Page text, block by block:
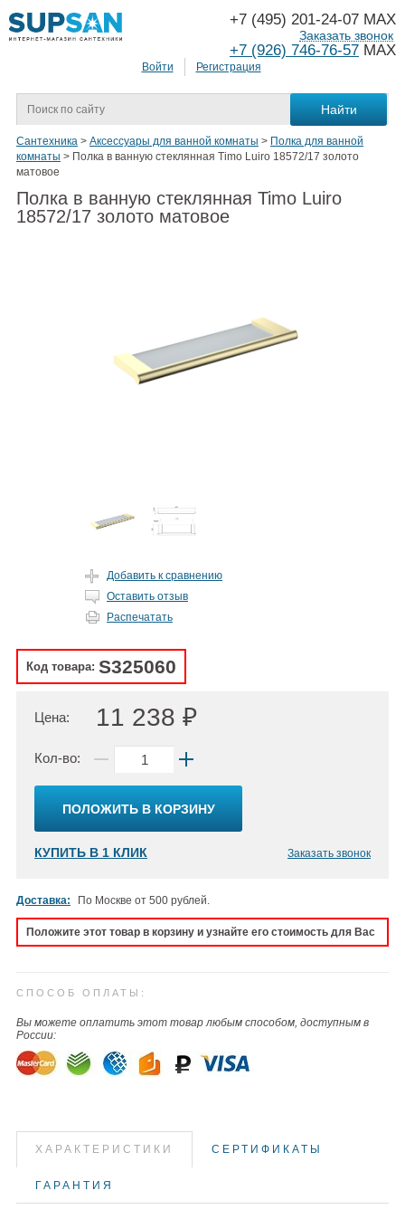
Войти Регистрация
+7 (495) 201-24-07 MAX
+7 (926) 746-76-57 MAX
Заказать звонок
Сантехника > Аксессуары для ванной комнаты > Полка для ванной
комнаты > Полка в ванную стеклянная Timo Luiro 18572/17 золото
матовое
Полка в ванную стеклянная Timo Luiro
18572/17 золото матовое
Добавить к сравнению
Оставить отзыв
Распечатать
Код товара: S325060
Цена: 11 238 ₽
Кол-во:
ПОЛОЖИТЬ В КОРЗИНУ
КУПИТЬ В 1 КЛИК Заказать звонок
Доставка: По Москве от 500 рублей.
Положите этот товар в корзину и узнайте его стоимость для Вас
СПОСОБ ОПЛАТЫ:
Вы можете оплатить этот товар любым способом, доступным в
России:
ХАРАКТЕРИСТИКИ СЕРТИФИКАТЫ
ГАРАНТИЯ